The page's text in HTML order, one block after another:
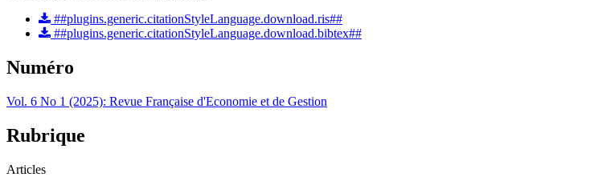
##plugins.generic.citationStyleLanguage.download.ris##
##plugins.generic.citationStyleLanguage.download.bibtex##
Numéro
Vol. 6 No 1 (2025): Revue Française d'Economie et de Gestion
Rubrique
Articles